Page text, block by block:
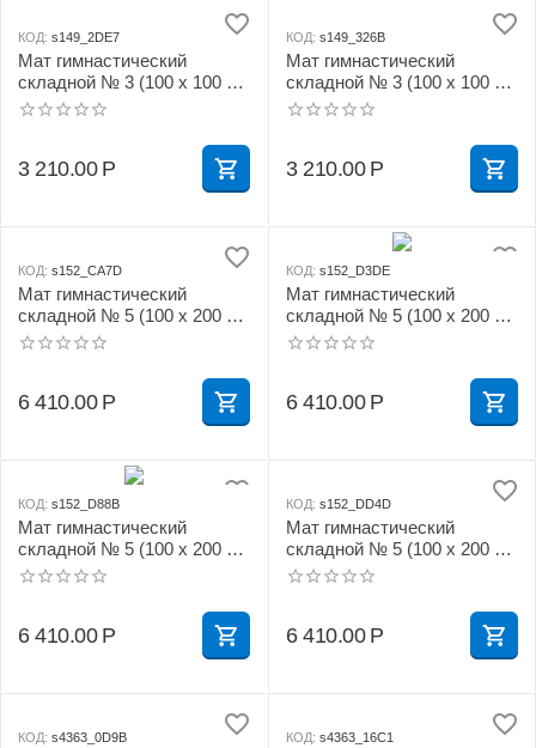
КОД: s149_2DE7
Мат гимнастический
складной № 3 (100 х 100 х
10) см зелёно/жёлтый
3 210.00 Р
КОД: s149_326B
Мат гимнастический
складной № 3 (100 х 100 х
10) см красно/жёлтый
3 210.00 Р
КОД: s152_CA7D
Мат гимнастический
складной № 5 (100 х 200 х
10) см бежевый
6 410.00 Р
КОД: s152_D3DE
Мат гимнастический
складной № 5 (100 х 200 х
10) см зелёно/жёлтый
6 410.00 Р
КОД: s152_D88B
Мат гимнастический
складной № 5 (100 х 200 х
10) см красно/жёлтый
6 410.00 Р
КОД: s152_DD4D
Мат гимнастический
складной № 5 (100 х 200 х
10) см сине/жёлтый
6 410.00 Р
КОД: s4363_0D9B КОД: s4363_16C1